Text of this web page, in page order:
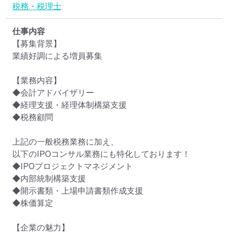
税務・税理士
仕事内容
【募集背景】
業績好調による増員募集
【業務内容】
◆会計アドバイザリー
◆経理支援・経理体制構築支援
◆税務顧問
上記の一般税務業務に加え、
以下のIPOコンサル業務にも特化しております！
◆IPOプロジェクトマネジメント
◆内部統制構築支援
◆開示書類・上場申請書類作成支援
◆株価算定
【企業の魅力】